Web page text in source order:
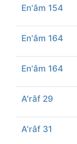
En'âm 154
En'âm 164
En'âm 164
A'râf 29
A'râf 31